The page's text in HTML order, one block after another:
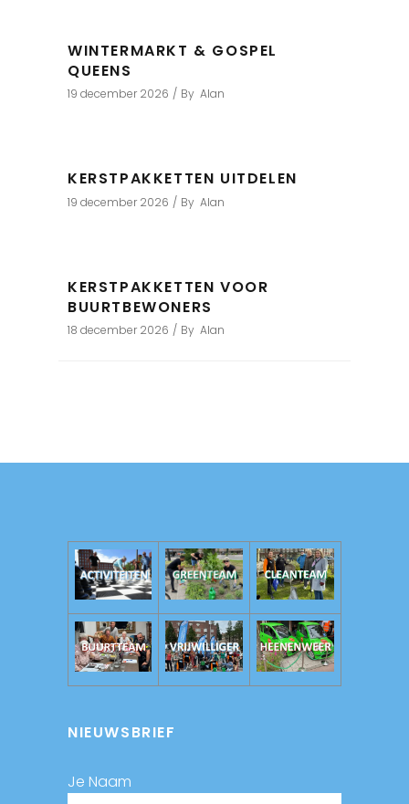
WINTERMARKT & GOSPEL
QUEENS
19 december 2026 By Alan
KERSTPAKKETTEN UITDELEN
19 december 2026 By Alan
KERSTPAKKETTEN VOOR
BUURTBEWONERS
18 december 2026 By Alan
NIEUWSBRIEF
Je Naam